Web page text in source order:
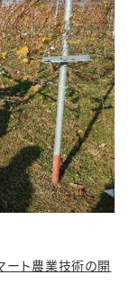
ート農業技術の開